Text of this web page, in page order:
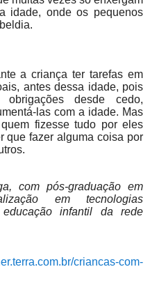
idade, onde os pequenos
a criança ter tarefas em
antes dessa idade, pois
desde cedo,
las com a idade. Mas
fizesse tudo por eles
que fazer alguma coisa por
com pós-graduação em
em tecnologias
infantil da rede
criancas-com-